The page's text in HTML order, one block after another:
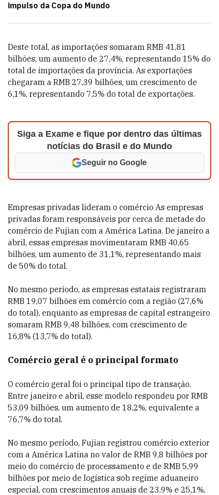
impulso da Copa do Mundo
Deste total, as importações somaram RMB 41,81
bilhões, um aumento de 27,4%, representando 15% do
total de importações da província. As exportações
chegaram a RMB 27,39 bilhões, um crescimento de
6,1%, representando 7,5% do total de exportações.
Siga a Exame e fique por dentro das últimas
notícias do Brasil e do Mundo
Seguir no Google
Empresas privadas lideram o comércio As empresas
privadas foram responsáveis por cerca de metade do
comércio de Fujian com a América Latina. De janeiro a
abril, essas empresas movimentaram RMB 40,65
bilhões, um aumento de 31,1%, representando mais
de 50% do total.
No mesmo período, as empresas estatais registraram
RMB 19,07 bilhões em comércio com a região (27,6%
do total), enquanto as empresas de capital estrangeiro
somaram RMB 9,48 bilhões, com crescimento de
16,8% (13,7% do total).
Comércio geral é o principal formato
O comércio geral foi o principal tipo de transação.
Entre janeiro e abril, esse modelo respondeu por RMB
53,09 bilhões, um aumento de 18,2%, equivalente a
76,7% do total.
No mesmo período, Fujian registrou comércio exterior
com a América Latina no valor de RMB 9,8 bilhões por
meio do comércio de processamento e de RMB 5,99
bilhões por meio de logística sob regime aduaneiro
especial, com crescimentos anuais de 23,9% e 25,1%,